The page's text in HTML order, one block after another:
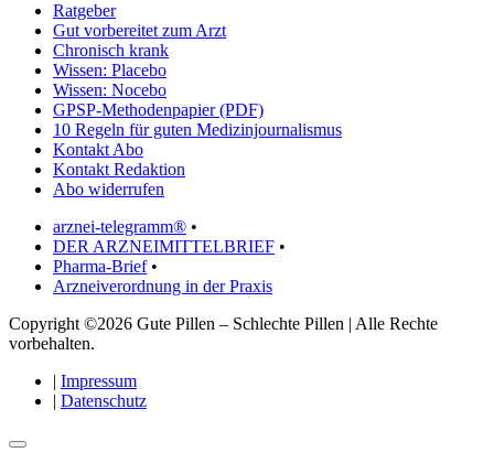
Ratgeber
Gut vorbereitet zum Arzt
Chronisch krank
Wissen: Placebo
Wissen: Nocebo
GPSP-Methodenpapier (PDF)
10 Regeln für guten Medizinjournalismus
Kontakt Abo
Kontakt Redaktion
Abo widerrufen
arznei-telegramm® •
DER ARZNEIMITTELBRIEF •
Pharma-Brief•
Arzneiverordnung in der Praxis
Copyright ©2026 Gute Pillen – Schlechte Pillen | Alle Rechte
vorbehalten.
| Impressum
| Datenschutz